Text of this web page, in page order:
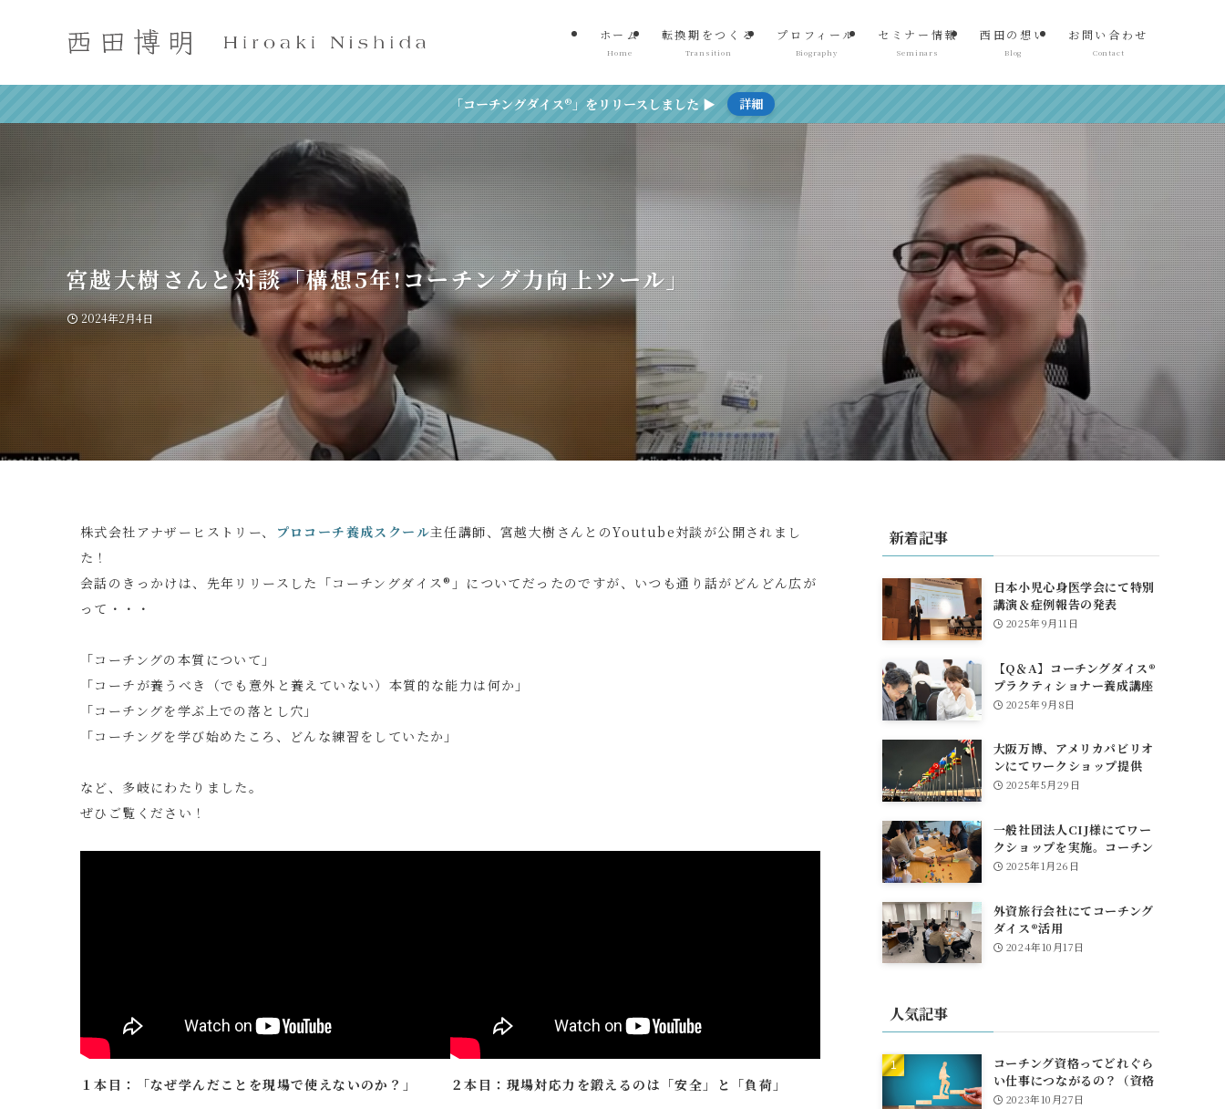
ホーム
Home
転換期をつくる
Transition
プロフィール
Biography
セミナー情報
Seminars
西田の想い
Blog
お問い合わせ
Contact
「コーチングダイス®」をリリースしました ▶ 詳細
宮越大樹さんと対談「構想5年!コーチング力向上ツール」
2024年2月4日
株式会社アナザーヒストリー、 プロコーチ養成スクール主任講師、宮越大樹さんとのYoutube対談が公開されまし
た！
会話のきっかけは、先年リリースした「コーチングダイス®」についてだったのですが、いつも通り話がどんどん広が
って・・・
「コーチングの本質について」
「コーチが養うべき（でも意外と養えていない）本質的な能力は何か」
「コーチングを学ぶ上での落とし穴」
「コーチングを学び始めたころ、どんな練習をしていたか」
など、多岐にわたりました。
ぜひご覧ください！
１本目：「なぜ学んだことを現場で使えないのか？」 ２本目：現場対応力を鍛えるのは「安全」と「負荷」
新着記事
日本小児心身医学会にて特別
講演＆症例報告の発表
2025年9月11日
【Q＆A】コーチングダイス®
プラクティショナー養成講座
について
2025年9月8日
大阪万博、アメリカパビリオ
ンにてワークショップ提供
2025年5月29日
一般社団法人CIJ様にてワー
クショップを実施。コーチン
グダイスも活躍！
2025年1月26日
外資旅行会社にてコーチング
ダイス®活用
2024年10月17日
人気記事
コーチング資格ってどれぐら
い仕事につながるの？（資格
とお金、団体への所属や仕事
2023年10月27日